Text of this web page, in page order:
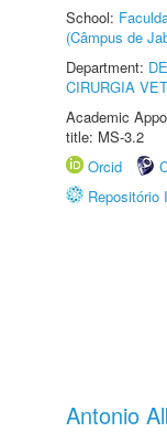
School:
(Câmpus de
Department:
CIRURGIA
Academic
title: MS-3.2
Orcid
Repositório
Antonio